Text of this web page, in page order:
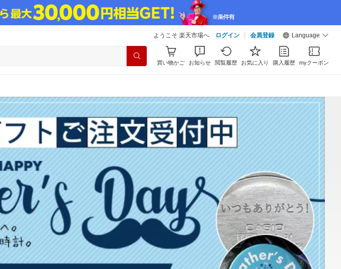
ようこそ 楽天市場へ ログイン 会員登録 Language
買い物かご お知らせ 閲覧履歴 お気に入り 購入履歴 myクーポン